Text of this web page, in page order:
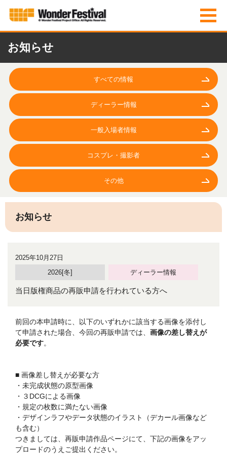
お知らせ
すべての情報
ディーラー情報
一般入場者情報
コスプレ・撮影者
その他
お知らせ
2025年10月27日
2026[冬]
ディーラー情報
当日版権商品の再販申請を行われている方へ
前回の本申請時に、以下のいずれかに該当する画像を添付し
て申請された場合、今回の再販申請では、 画像の差し替えが
必要です。
■ 画像差し替えが必要な方
・未完成状態の原型画像
・３DCGによる画像
・規定の枚数に満たない画像
・デザインラフやデータ状態のイラスト（デカール画像など
も含む）
つきましては、再販申請作品ページにて、下記の画像をアッ
プロードのうえご提出ください。